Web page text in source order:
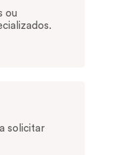
ou
solicitar